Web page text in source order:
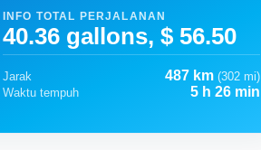
INFO TOTAL PERJALANAN
40.36 gallons, $ 56.50
Jarak 487 km (302 mi)
Waktu tempuh
5 h 26 min